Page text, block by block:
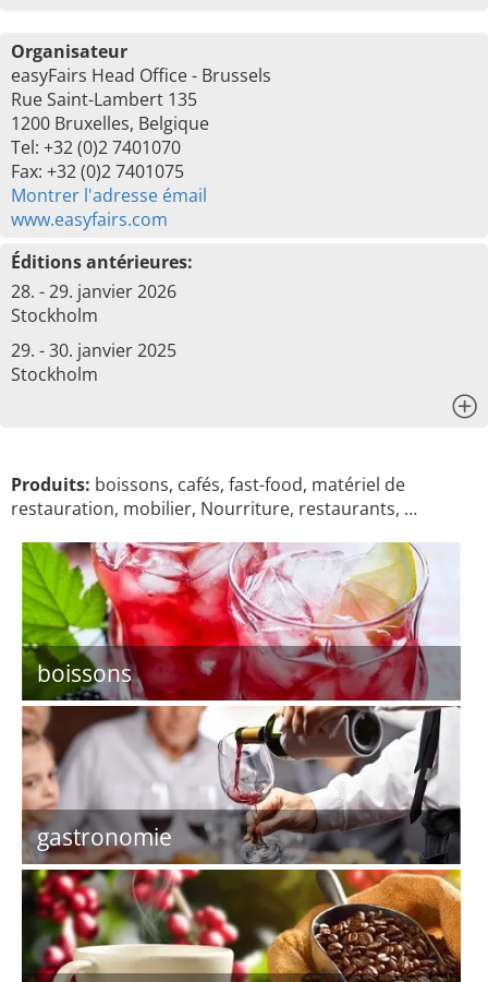
Organisateur
easyFairs Head Office - Brussels
Rue Saint-Lambert 135
1200 Bruxelles, Belgique
Tel: +32 (0)2 7401070
Fax: +32 (0)2 7401075
Montrer l'adresse émail
www.easyfairs.com
Éditions antérieures:
28. - 29. janvier 2026
Stockholm
29. - 30. janvier 2025
Stockholm
Produits: boissons, cafés, fast-food, matériel de
restauration, mobilier, Nourriture, restaurants, …
boissons
gastronomie